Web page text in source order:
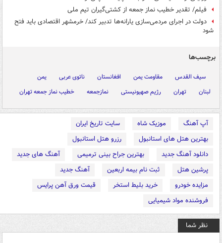
فیلم/ تقدیر خطیب نماز جمعه از کشتی‌گیران تیم ملی
دولت در اجرای مردمی‌سازی یارانه‌ها تدبیر کند/ خرمشهر اقتصادی باید فتح
شود
برچسب‌ها
سیف القدس مقاومت یمن افغانستان ناتوی عربی
یمن
لبنان
تهران رژیم صهیونیستی نمازجمعه خطیب نماز جمعه تهران
آپ آهنگ موزیک شاه
سایت تاریخ ایران
بهترین هتل های استانبول
رزرو هتل استانبول
دانلود آهنگ جدید
بهترین جراح بینی ترمیمی
آهنگ های جدید
پرشین هتل
ثبت نام بیمه اربعین
آهنگ جدید
مزایده خودرو
خرید بلیط استخر
قیمت ورق آهن پرایس
فروشنده مواد شیمیایی
نظر شما